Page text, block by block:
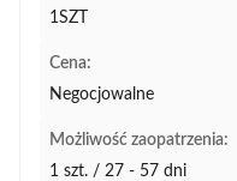
1SZT
Cena:
Negocjowalne
Możliwość zaopatrzenia:
1 szt. / 27 - 57 dni